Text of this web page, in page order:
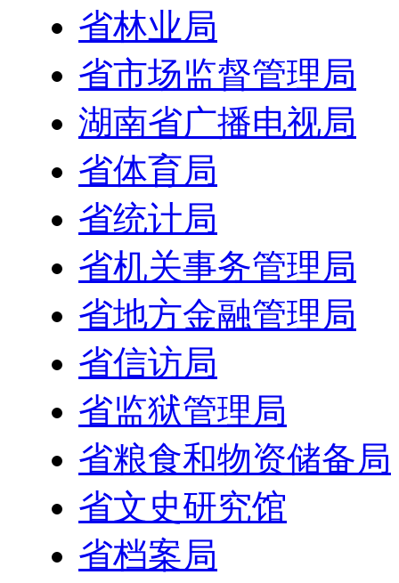
省林业局
省市场监督管理局
湖南省广播电视局
省体育局
省统计局
省机关事务管理局
省地方金融管理局
省信访局
省监狱管理局
省粮食和物资储备局
省文史研究馆
省档案局